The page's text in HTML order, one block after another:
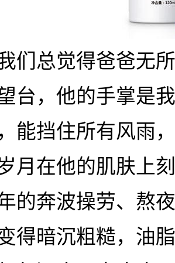
们总觉得爸爸无
台，他的手掌是
能挡住所有风雨
月在他的肌肤上
的奔波操劳、熬
得暗沉粗糙，油